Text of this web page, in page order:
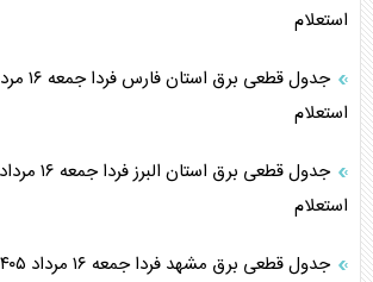
استعلام
استعلام
استعلام
جدول قطعی برق مشهد فردا جمعه ۱۶ مرداد ۱۴۰۵ + نحوه استعلام